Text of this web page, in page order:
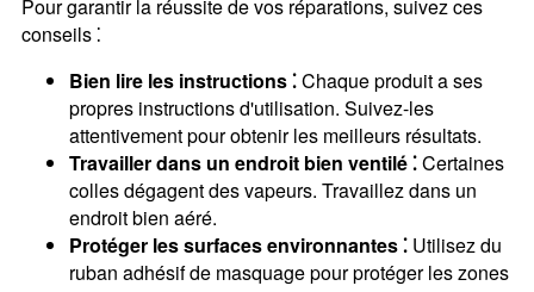
Pour garantir la réussite de vos réparations, suivez ces
conseils ⁚
Bien lire les instructions ⁚Chaque produit a ses
propres instructions d'utilisation. Suivez-les
attentivement pour obtenir les meilleurs résultats.
Travailler dans un endroit bien ventilé ⁚Certaines
colles dégagent des vapeurs. Travaillez dans un
endroit bien aéré.
Protéger les surfaces environnantes ⁚Utilisez du
ruban adhésif de masquage pour protéger les zones